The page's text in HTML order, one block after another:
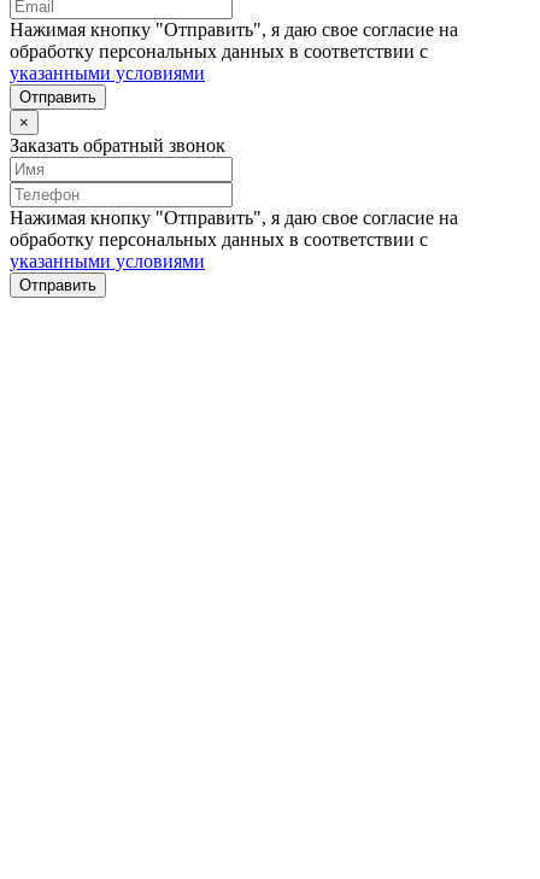
Нажимая кнопку "Отправить", я даю свое согласие на
обработку персональных данных в соответствии с
указанными условиями
Отправить
×
Заказать обратный звонок
Нажимая кнопку "Отправить", я даю свое согласие на
обработку персональных данных в соответствии с
указанными условиями
Отправить